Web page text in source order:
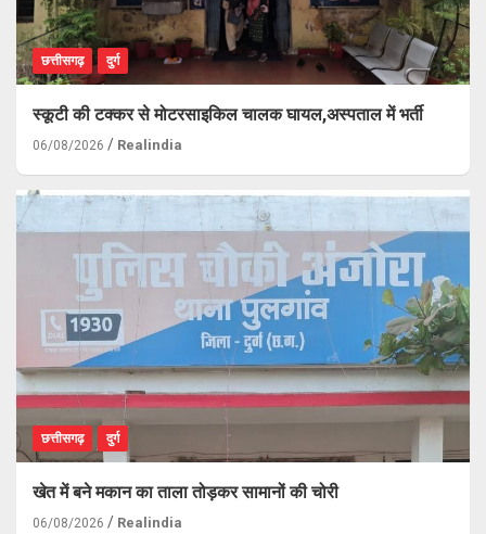
छत्तीसगढ़ दुर्ग
स्कूटी की टक्कर से मोटरसाइकिल चालक घायल,अस्पताल में भर्ती
06/08/2026 Realindia
छत्तीसगढ़ दुर्ग
खेत में बने मकान का ताला तोड़कर सामानों की चोरी
06/08/2026 Realindia